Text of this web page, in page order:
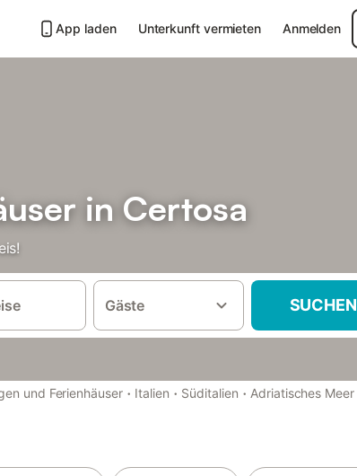
App laden Unterkunft vermieten Anmelden
in Certosa
Gäste SUCHEN
und Ferienhäuser · Italien · Süditalien · Adriatisches Meer